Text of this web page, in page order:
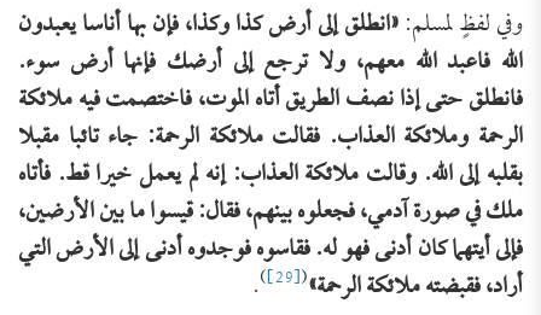
وفي لفظٍ لمسلم:«انطلق إلى أرض كذا وكذا، فإن بها أناسا يعبدون
الله فاعبد الله معهم، ولا ترجع إلى أرضك فإنها أرض سوء.
فانطلق حتى إذا نصف الطريق أتاه الموت، فاختصمت فيه ملائكة
الرحمة وملائكة العذاب. فقالت ملائكة الرحمة: جاء تائبا مقبلا
بقلبه إلى الله. وقالت ملائكة العذاب: إنه لم يعمل خيرا قط. فأتاه
ملك في صورة آدمي، فجعلوه بينهم، فقال: قيسوا ما بين الأرضين،
فإلى أيتهما كان أدنى فهو له. فقاسوه فوجدوه أدنى إلى الأرض التي
أراد، فقبضته ملائكة الرحمة»(
[29]
)
.